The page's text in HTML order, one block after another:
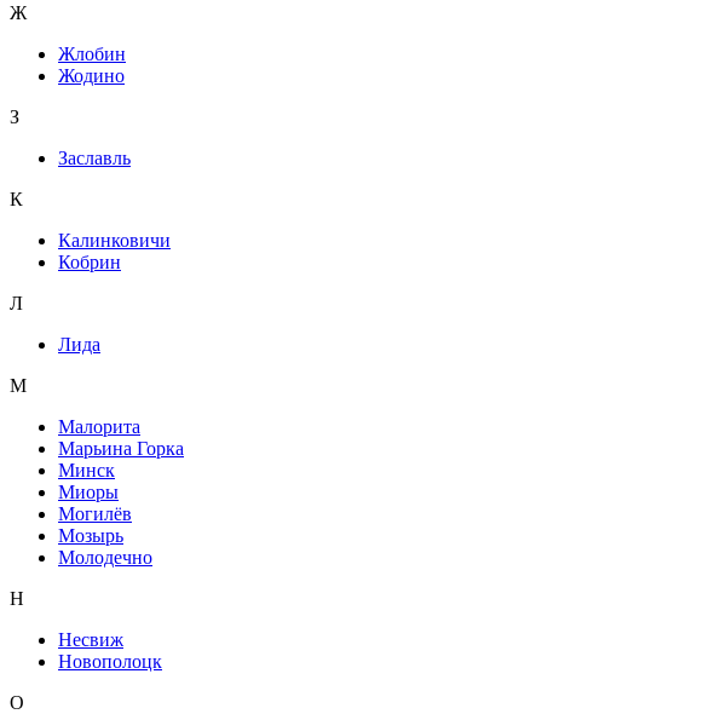
Ж
Жлобин
Жодино
З
Заславль
К
Калинковичи
Кобрин
Л
Лида
М
Малорита
Марьина Горка
Минск
Миоры
Могилёв
Мозырь
Молодечно
Н
Несвиж
Новополоцк
О